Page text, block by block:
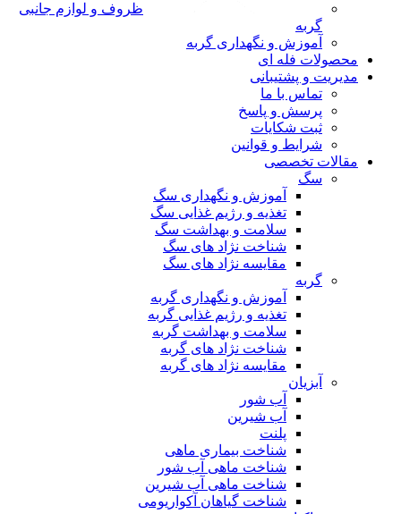
ظروف و لوازم جانبی
گربه
آموزش و نگهداری گربه
محصولات فله ای
مدیریت و پشتیبانی
تماس با ما
پرسش و پاسخ
ثبت شکایات
شرایط و قوانین
مقالات تخصصی
سگ
آموزش و نگهداری سگ
تغذیه و رژیم غذایی سگ
سلامت و بهداشت سگ
شناخت نژاد های سگ
مقایسه نژاد های سگ
گربه
آموزش و نگهداری گربه
تغذیه و رژیم غذایی گربه
سلامت و بهداشت گربه
شناخت نژاد های گربه
مقایسه نژاد های گربه
آبزیان
آب شور
آب شیرین
پلنت
شناخت بیماری ماهی
شناخت ماهی آب شور
شناخت ماهی آب شیرین
شناخت گیاهان آکواریومی